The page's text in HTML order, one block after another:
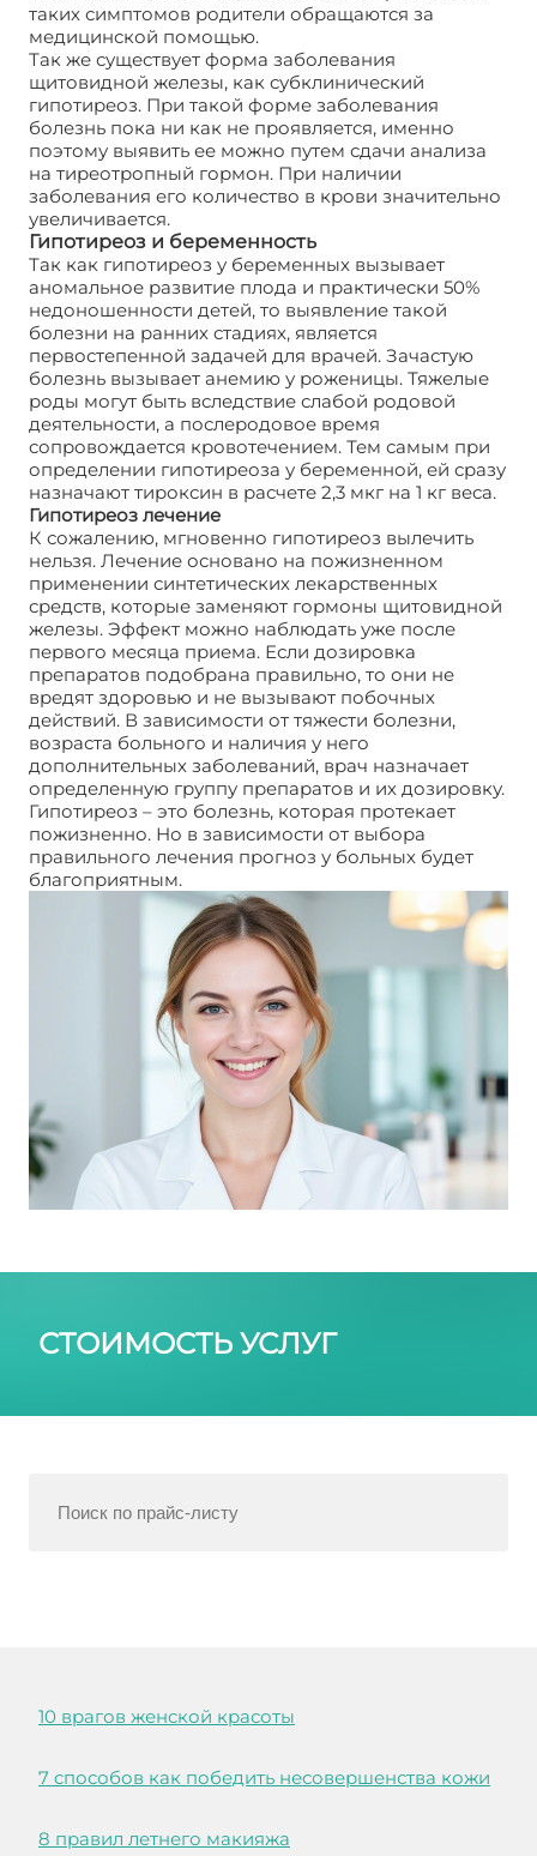
таких симптомов родители обращаются за
медицинской помощью.
Так же существует форма заболевания
щитовидной железы, как субклинический
гипотиреоз. При такой форме заболевания
болезнь пока ни как не проявляется, именно
поэтому выявить ее можно путем сдачи анализа
на тиреотропный гормон. При наличии
заболевания его количество в крови значительно
увеличивается.
Гипотиреоз и беременность
Так как гипотиреоз у беременных вызывает
аномальное развитие плода и практически 50%
недоношенности детей, то выявление такой
болезни на ранних стадиях, является
первостепенной задачей для врачей. Зачастую
болезнь вызывает анемию у роженицы. Тяжелые
роды могут быть вследствие слабой родовой
деятельности, а послеродовое время
сопровождается кровотечением. Тем самым при
определении гипотиреоза у беременной, ей сразу
назначают тироксин в расчете 2,3 мкг на 1 кг веса.
Гипотиреоз лечение
К сожалению, мгновенно гипотиреоз вылечить
нельзя. Лечение основано на пожизненном
применении синтетических лекарственных
средств, которые заменяют гормоны щитовидной
железы. Эффект можно наблюдать уже после
первого месяца приема. Если дозировка
препаратов подобрана правильно, то они не
вредят здоровью и не вызывают побочных
действий. В зависимости от тяжести болезни,
возраста больного и наличия у него
дополнительных заболеваний, врач назначает
определенную группу препаратов и их дозировку.
Гипотиреоз – это болезнь, которая протекает
пожизненно. Но в зависимости от выбора
правильного лечения прогноз у больных будет
благоприятным.
СТОИМОСТЬ УСЛУГ
10 врагов женской красоты
7 способов как победить несовершенства кожи
8 правил летнего макияжа